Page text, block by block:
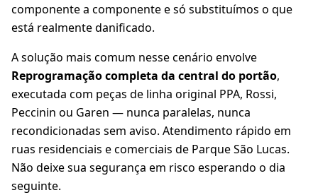
componente a componente e só substituímos o que
está realmente danificado.
A solução mais comum nesse cenário envolve
Reprogramação completa da central do portão,
executada com peças de linha original PPA, Rossi,
Peccinin ou Garen — nunca paralelas, nunca
recondicionadas sem aviso. Atendimento rápido em
ruas residenciais e comerciais de Parque São Lucas.
Não deixe sua segurança em risco esperando o dia
seguinte.